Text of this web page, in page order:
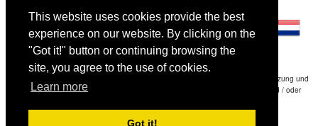
This website uses cookies provide the best
experience on our website. By clicking on the
"Got it!" button or continuing browsing the
site, you agree to the use of cookies.
Learn more
Got it!
Haftungsausschluss: Die Informationen auf dieser Website ist unsere beste Schätzung und
für nur Ihre Referenz.Triptimeto.com haftet nicht für jede Reise Verzögerung und / oder